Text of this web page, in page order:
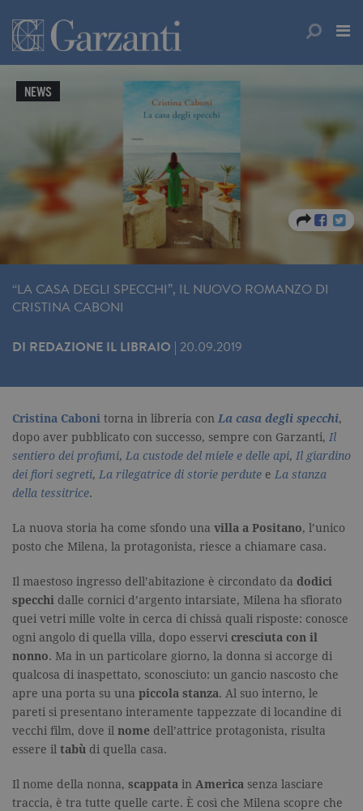
NEWS
“LA CASA DEGLI SPECCHI”, IL NUOVO ROMANZO DI
CRISTINA CABONI
DI REDAZIONE IL LIBRAIO | 20.09.2019
Cristina Caboni torna in libreria con La casa degli specchi,
dopo aver pubblicato con successo, sempre con Garzanti, Il
sentiero dei profumi, La custode del miele e delle api, Il giardino
dei fiori segreti, La rilegatrice di storie perdute e La stanza
della tessitrice.
La nuova storia ha come sfondo una villa a Positano, l’unico
posto che Milena, la protagonista, riesce a chiamare casa.
Il maestoso ingresso dell’abitazione è circondato da dodici
specchi dalle cornici d’argento intarsiate, Milena ha sfiorato
quei vetri mille volte in cerca di chissà quali risposte: conosce
ogni angolo di quella villa, dopo esservi cresciuta con il
nonno. Ma in un particolare giorno, la donna si accorge di
qualcosa di inaspettato, sconosciuto: un gancio nascosto che
apre una porta su una piccola stanza. Al suo interno, le
pareti si presentano interamente tappezzate di locandine di
vecchi film, dove il nome dell’attrice protagonista, risulta
essere il tabù di quella casa.
Il nome della nonna, scappata in America senza lasciare
traccia, è tra tutte quelle carte. È così che Milena scopre che